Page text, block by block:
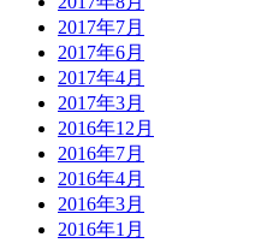
2017年7月
2017年6月
2017年4月
2017年3月
2016年12月
2016年7月
2016年4月
2016年3月
2016年1月